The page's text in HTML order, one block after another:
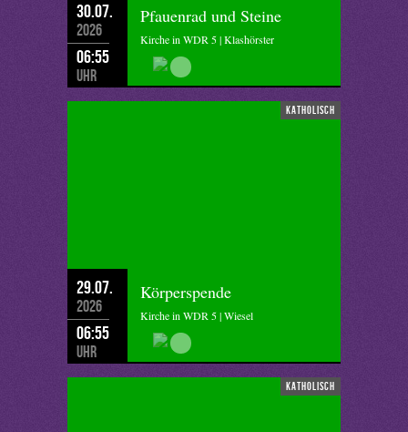
30.07.
2026
06:55
Uhr
Pfauenrad und Steine
Kirche in WDR 5 | Klashörster
katholisch
29.07.
2026
06:55
Uhr
Körperspende
Kirche in WDR 5 | Wiesel
katholisch